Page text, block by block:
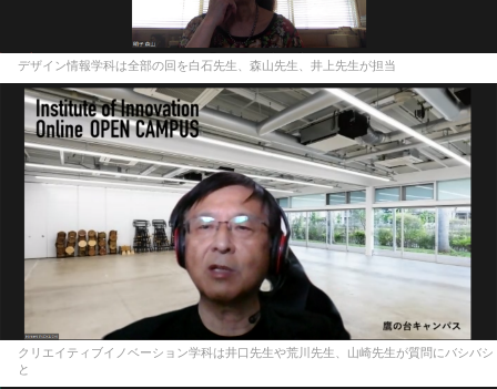
デザイン情報学科は全部の回を白石先生、森山先生、井上先生が担当
クリエイティブイノベーション学科は井口先生や荒川先生、山崎先生が質問にバシバシ
と